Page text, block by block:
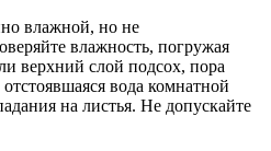
влажной, но не
влажность, погружая
верхний слой подсох, пора
вода комнатной
на листья. Не допускайте